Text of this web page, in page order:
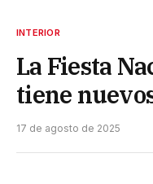
INTERIOR
La Fiesta
tiene
17 de agosto de 2025